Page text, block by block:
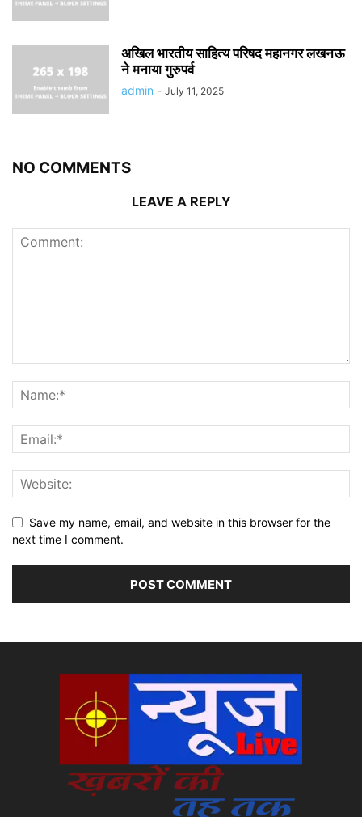
अखिल भारतीय साहित्य परिषद महानगर लखनऊ
ने मनाया गुरुपर्व
admin - July 11, 2025
NO COMMENTS
LEAVE A REPLY
Save my name, email, and website in this browser for the
next time I comment.